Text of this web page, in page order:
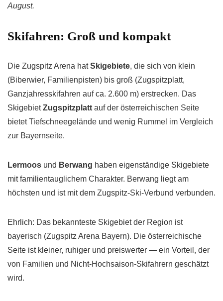
August.
Skifahren: Groß und kompakt
Die Zugspitz Arena hatSkigebiete, die sich von klein
(Biberwier, Familienpisten) bis groß (Zugspitzplatt,
Ganzjahresskifahren auf ca. 2.600 m) erstrecken. Das
SkigebietZugspitzplatt auf der österreichischen Seite
bietet Tiefschneegelände und wenig Rummel im Vergleich
zur Bayernseite.
Lermoos und Berwang haben eigenständige Skigebiete
mit familientauglichem Charakter. Berwang liegt am
höchsten und ist mit dem Zugspitz-Ski-Verbund verbunden.
Ehrlich: Das bekannteste Skigebiet der Region ist
bayerisch (Zugspitz Arena Bayern). Die österreichische
Seite ist kleiner, ruhiger und preiswerter — ein Vorteil, der
von Familien und Nicht-Hochsaison-Skifahrern geschätzt
wird.